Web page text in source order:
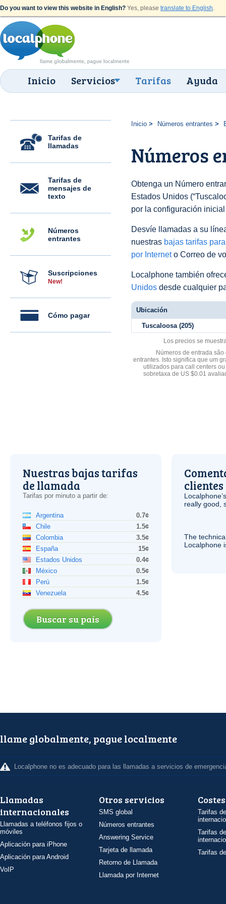
Do you want to view this website in English? Yes, please translate to English.
Inicio Servicios Tarifas Ayuda
Tarifas de
llamadas
Tarifas de
mensajes de
texto
Números
entrantes
Suscripciones
New!
Cómo pagar
Inicio Números entrantes
Números
Obtenga un Número
Estados Unidos
por la configuración
Desvíe llamadas a su
nuestras bajas tarifas
por Interneto Correo de
Localphone también
Unidos desde cualquier
Ubicación
Tuscaloosa (205)
Los precios se
Números de entrada
entrantes. Isto significa que um
utilizados para call centers
sobretaxa de US $0.01
Nuestras bajas tarifas
de llamada
Tarifas por minuto a partir de:
Argentina
0.7¢
Chile
1.5¢
Colombia
3.5¢
España
15¢
Estados Unidos
0.4¢
México
0.5¢
Perú
1.5¢
Venezuela
4.5¢
Buscar su país
clientes
really good,
The
Localphone
llame globalmente, pague localmente
Localphone no es adecuado para las llamadas a servicios de
Llamadas
internacionales
Llamadas a teléfonos fijos o
móviles
Aplicación para iPhone
Aplicación para Android
VoIP
Otros servicios
SMS global
Números entrantes
Answering Service
Tarjeta de llamada
Retorno de Llamada
Llamada por Internet
Costes
Tarifas
Tarifas
Tarifas